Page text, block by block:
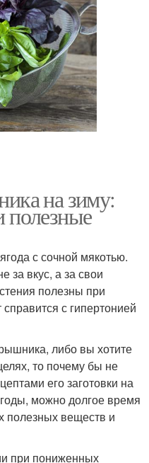
на зиму:
полезные
с сочной мякотью.
за вкус, а за свои
полезны при
с гипертонией
либо вы хотите
то почему бы не
его заготовки на
можно долгое время
полезных веществ и
при пониженных